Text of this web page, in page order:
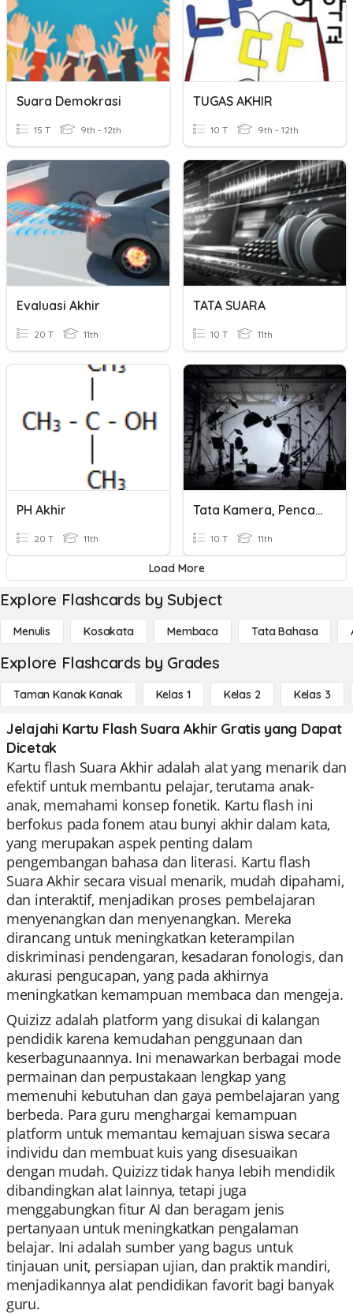
Suara Demokrasi
15 T 9th - 12th
TUGAS AKHIR
10 T 9th - 12th
Evaluasi Akhir
20 T 11th
TATA SUARA
10 T 11th
PH Akhir
20 T 11th
Tata Kamera, Pencahayaan, Dan Tata Suara
10 T 11th
Load More
Explore Flashcards by Subject
Menulis Kosakata Membaca Tata Bahasa
Explore Flashcards by Grades
Taman Kanak Kanak Kelas 1 Kelas 2 Kelas 3
Jelajahi Kartu Flash Suara Akhir Gratis yang Dapat
Dicetak
Kartu flash Suara Akhir adalah alat yang menarik dan
efektif untuk membantu pelajar, terutama anak-
anak, memahami konsep fonetik. Kartu flash ini
berfokus pada fonem atau bunyi akhir dalam kata,
yang merupakan aspek penting dalam
pengembangan bahasa dan literasi. Kartu flash
Suara Akhir secara visual menarik, mudah dipahami,
dan interaktif, menjadikan proses pembelajaran
menyenangkan dan menyenangkan. Mereka
dirancang untuk meningkatkan keterampilan
diskriminasi pendengaran, kesadaran fonologis, dan
akurasi pengucapan, yang pada akhirnya
meningkatkan kemampuan membaca dan mengeja.
Quizizz adalah platform yang disukai di kalangan
pendidik karena kemudahan penggunaan dan
keserbagunaannya. Ini menawarkan berbagai mode
permainan dan perpustakaan lengkap yang
memenuhi kebutuhan dan gaya pembelajaran yang
berbeda. Para guru menghargai kemampuan
platform untuk memantau kemajuan siswa secara
individu dan membuat kuis yang disesuaikan
dengan mudah. Quizizz tidak hanya lebih mendidik
dibandingkan alat lainnya, tetapi juga
menggabungkan fitur AI dan beragam jenis
pertanyaan untuk meningkatkan pengalaman
belajar. Ini adalah sumber yang bagus untuk
tinjauan unit, persiapan ujian, dan praktik mandiri,
menjadikannya alat pendidikan favorit bagi banyak
guru.